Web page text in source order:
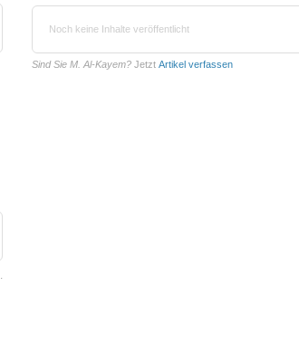
.
Noch keine Inhalte veröffentlicht
Sind Sie M. Al-Kayem? Jetzt Artikel verfassen